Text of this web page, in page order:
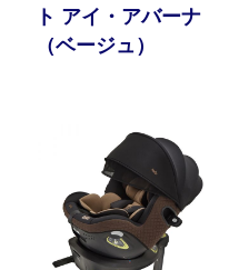
ト アイ・アバーナ
（ベージュ）